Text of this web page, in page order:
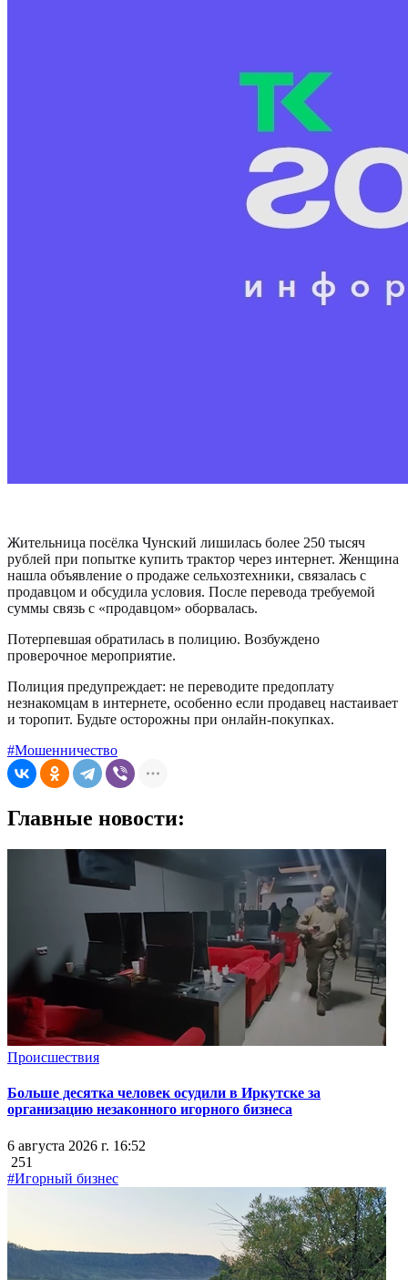
Жительница посёлка Чунский лишилась более 250 тысяч
рублей при попытке купить трактор через интернет. Женщина
нашла объявление о продаже сельхозтехники, связалась с
продавцом и обсудила условия. После перевода требуемой
суммы связь с «продавцом» оборвалась.
Потерпевшая обратилась в полицию. Возбуждено
проверочное мероприятие.
Полиция предупреждает: не переводите предоплату
незнакомцам в интернете, особенно если продавец настаивает
и торопит. Будьте осторожны при онлайн-покупках.
#Мошенничество
Главные новости:
Происшествия
Больше десятка человек осудили в Иркутске за
организацию незаконного игорного бизнеса
6 августа 2026 г. 16:52
251
#Игорный бизнес